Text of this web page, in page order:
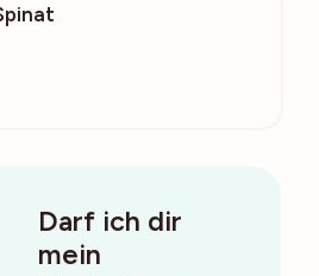
Darf ich dir
mein